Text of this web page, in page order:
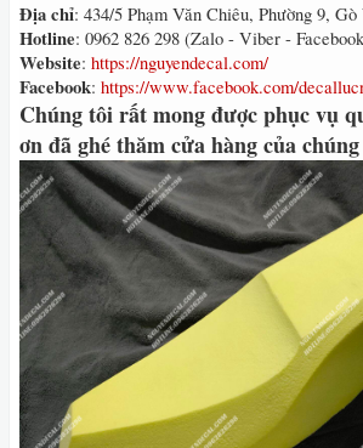
Địa chỉ: 434/5 Phạm Văn Chiêu, Phường 9,
Hotline: 0962 826 298 (Zalo - Viber -
Website: https://nguyendecal.com/
Facebook: https://www.facebook.com/
Chúng tôi rất mong được phục vụ
ơn đã ghé thăm cửa hàng của